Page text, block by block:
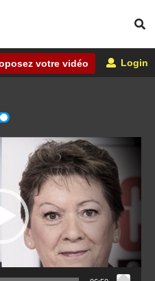
votre vidéo Login